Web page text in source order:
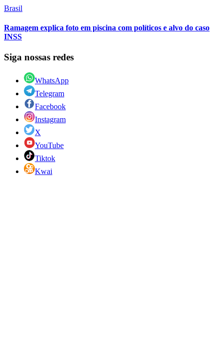
Brasil
Ramagem explica foto em piscina com políticos e alvo do caso
INSS
Siga nossas redes
WhatsApp
Telegram
Facebook
Instagram
X
YouTube
Tiktok
Kwai